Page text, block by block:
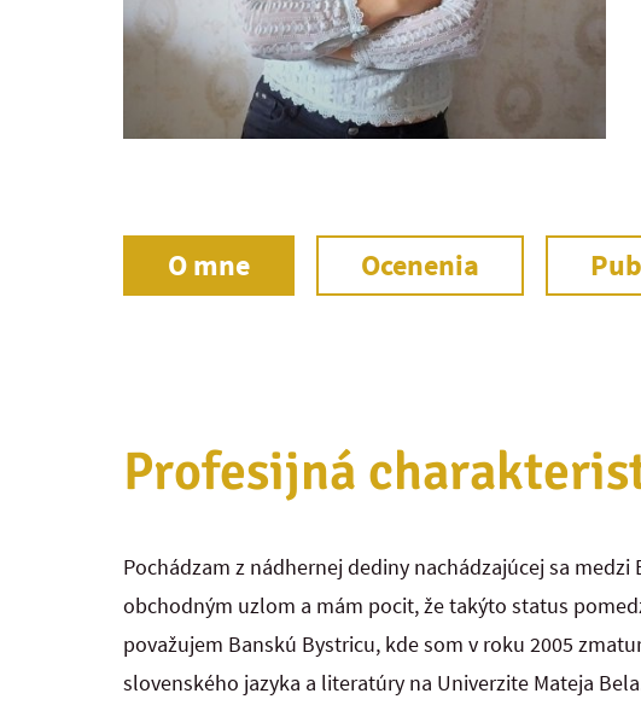
O mne Ocenenia
Profesijná
Pochádzam z nádhernej dediny nachádzajúcej sa
obchodným uzlom a mám pocit, že takýto status
považujem Banskú Bystricu, kde som v roku 2005
slovenského jazyka a literatúry na Univerzite Mateja